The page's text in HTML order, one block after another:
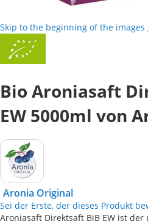
Skip to the beginning of the images
Bio Aroniasaft
EW 5000ml von
Aronia Original
Sei der Erste, der dieses Produkt
Aroniasaft Direktsaft BiB EW ist